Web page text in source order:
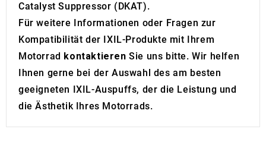
Catalyst Suppressor (DKAT).
Für weitere Informationen oder Fragen zur
Kompatibilität der IXIL-Produkte mit Ihrem
Motorrad kontaktieren Sie uns bitte. Wir helfen
Ihnen gerne bei der Auswahl des am besten
geeigneten IXIL-Auspuffs, der die Leistung und
die Ästhetik Ihres Motorrads.